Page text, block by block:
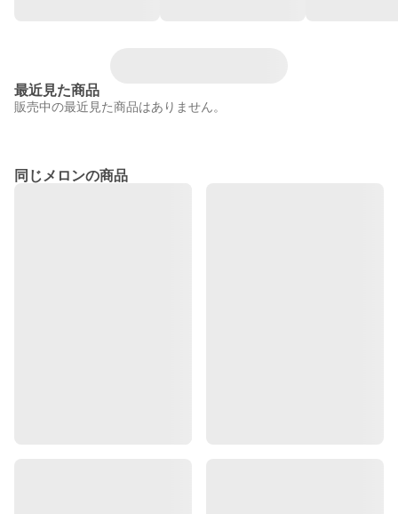
最近見た商品
販売中の最近見た商品はありません。
同じメロンの商品